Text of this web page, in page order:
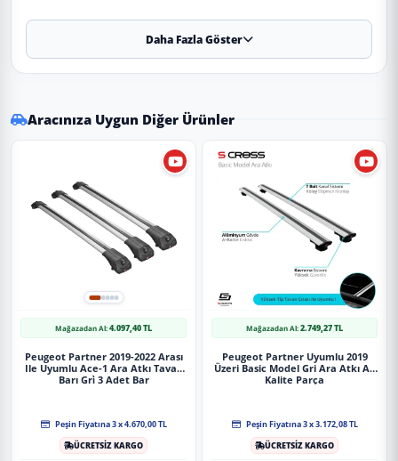
✨ Ürün Özellikleri ve Avantajları
✔ Uyumluluk:2018 ve sonrası tüm model yıllarına
⚠️ Aracın üretim yapısı ve paket farklılık (Makyajlı/Makyajsız)
Esnek, kırılmaya karşı dirençli 1. sınıf ABS
Uygulama
yatkınlığı gerektirebilir.
Paket İçeriği
Daha Fazla Göster
Aracınıza Uygun Diğer Ürünler
Mağazadan Al:4.097,40 TL
Peugeot Partner 2019-2022 Arası
Ile Uyumlu Ace-1 Ara Atkı Tavan
Barı Gri̇ 3 Adet Bar
Peşin Fiyatına 3 x 4.670,00 TL
ÜCRETSİZ KARGO
Mağazadan Al:2.749,27 TL
Peugeot Partner Uyumlu 2019
Üzeri Basic Model Gri Ara Atkı A+
Kalite Parça
Peşin Fiyatına 3 x 3.172,08 TL
ÜCRETSİZ KARGO